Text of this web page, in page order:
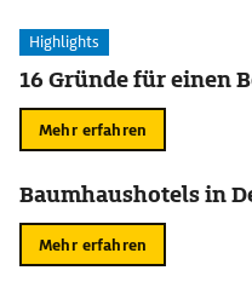
Highlights
16 Gründe für einen
Mehr erfahren
Baumhaushotels in
Mehr erfahren